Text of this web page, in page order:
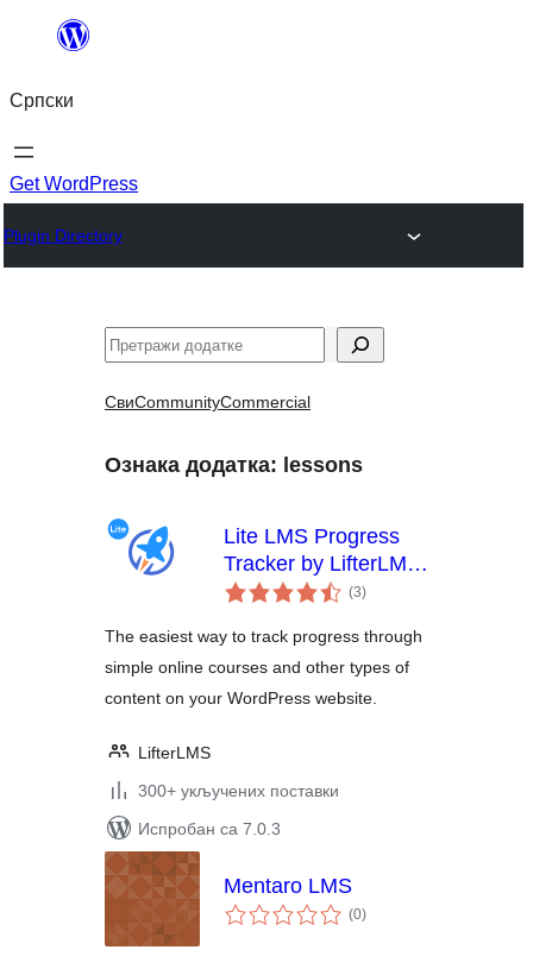
Скочи
садржај
Српски
Get WordPress
Plugin Directory
Претрага
СвиCommunityCommercial
Ознака додатка: lessons
Lite LMS Progress
Tracker by LifterLMS
– Simple Course,
Content Progress
Tracking for
WordPress
(3укупних
оцена
)
The easiest way to track progress through
simple online courses and other types of
content on your WordPress website.
LifterLMS
300+ укључених поставки
Испробан са 7.0.3
Mentaro LMS
(0укупних
оцена
)